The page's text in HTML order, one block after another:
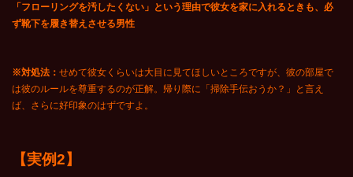
「フローリングを汚したくない」という理由で彼女を家に入れるときも、必
ず靴下を履き替えさせる男性
※対処法： せめて彼女くらいは大目に見てほしいところですが、彼の部屋で
は彼のルールを尊重するのが正解。帰り際に「掃除手伝おうか？」と言え
ば、さらに好印象のはずですよ。
【実例2】